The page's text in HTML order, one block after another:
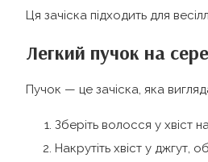
Ця зачіска підходить для
Легкий пучок на
Пучок — це зачіска, яка
Зберіть волосся у хвіст
Накрутіть хвіст у джгут,